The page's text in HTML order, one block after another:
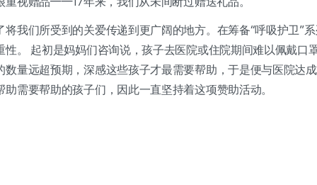
将我们所受到的关爱传递到更广阔的地方。在筹备“呼吸护卫”
性。 起初是妈妈们咨询说，孩子去医院或住院期间难以佩戴口
数量远超预期，深感这些孩子才最需要帮助，于是便与医院达
需要帮助的孩子们，因此一直坚持着这项赞助活动。